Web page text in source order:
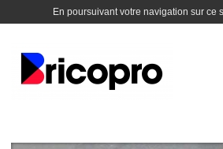
En poursuivant votre navigation sur ce